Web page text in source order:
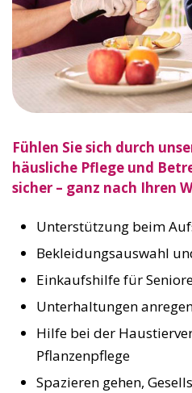
Fühlen Sie sich durch
häusliche Pflege und
sicher – ganz nach Ihren
Unterstützung beim
Bekleidungsauswahl
Einkaufshilfe für
Unterhaltungen
Hilfe bei der
Pflanzenpflege
Spazieren gehen,